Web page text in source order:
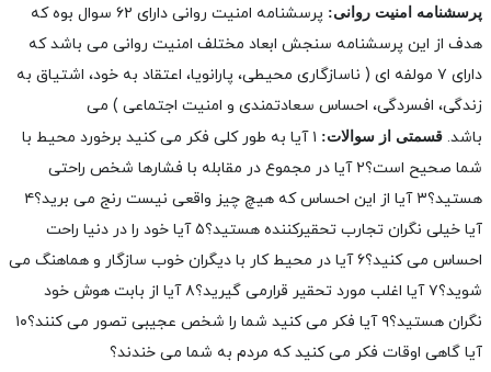
پرسشنامه امنیت روانی:
پرسشنامه امنیت روانی دارای ۶۲ سوال بوه که
هدف از این پرسشنامه سنجش ابعاد مختلف امنیت روانی می باشد که
دارای ۷ مولفه ای ( ناسازگاری محیطی، پارانویا، اعتقاد به خود، اشتیاق به
زندگی، افسردگی، احساس سعادتمندی و امنیت اجتماعی ) می
باشد. قسمتی از سوالات:
۱ آیا به طور کلی فکر می کنید برخورد محیط با
شما صحیح است؟ ۲ آیا در مجموع در مقابله با فشارها شخص راحتی
هستید؟۳ آیا از این احساس که هیچ چیز واقعی نیست رنج می برید؟
۴
آیا خیلی نگران تجارب تحقیرکننده هستید؟
۵ آیا خود را در دنیا راحت
احساس می کنید؟ ۶ آیا در محیط کار با دیگران خوب سازگار و هماهنگ می
شوید؟۷ آیا اغلب مورد تحقیر قرارمی گیرید؟
۸ آیا از بابت هوش خود
نگران هستید؟۹ آیا فکر می کنید شما را شخص عجیبی تصور می کنند؟
۱۰
آیا گاهی اوقات فکر می کنید که مردم به شما می خندند؟